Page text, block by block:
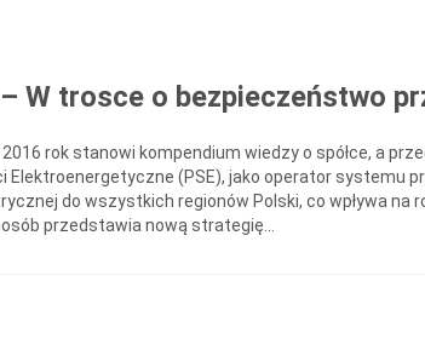
W trosce o bezpieczeństwo
rok stanowi kompendium wiedzy o spółce, a
Elektroenergetyczne (PSE), jako operator systemu
do wszystkich regionów Polski, co wpływa na
przedstawia nową strategię...